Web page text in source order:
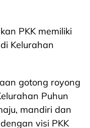
PKK memiliki
Kelurahan
gotong royong
Puhun
mandiri dan
visi PKK